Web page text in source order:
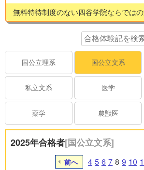
無料特待制度のない四谷学院ならでは
国公立理系 国公立文系
私立文系 医学
薬学 農獣医
2025年合格者[国公立文系]
前へ 4 5 6 7 8 9 10